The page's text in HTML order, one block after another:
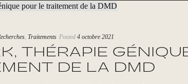
, Traitements Posted 4 octobre 2021
THÉRAPIE
DE LA DMD